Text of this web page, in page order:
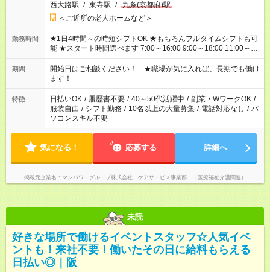
西大路駅 / 東寺駅 / 九条(京都府)駅
＜ご近所の老人ホームなど＞
勤務時間
★1日4時間～の時短シフトOK ★もちろんフルタイムシフトも可
能 ★スタート時間選べます 7:00～16:00 9:00～18:00 11:00～
20:00 など 残業なし！ ※Wワークの場合、他のお仕事と合わせ
週40時間超の就業はご案内できません ※法令に基づき、週20時
間以上勤務は社会保険への加入対象となります ※労働者派遣法
（日雇い派遣の原則禁止）により、短時間・短期間の就業はご
案内が難しい場合があります
期間
開始日はご相談ください！ ★職場が気に入れば、長期でも働け
ます！
特徴 日払いOK / 履歴書不要 / 40～50代活躍中 / 副業・WワークOK /
服装自由 / シフト勤務 / 10名以上の大量募集 / 電話対応なし / パ
ソコンスキル不要
気になる！ 応募する 詳細へ
掲載元企業名 マンパワーグループ株式会社 ケアサービス事業部 （医療福祉介護関連）
未読
好きな場所で働けるイベントスタッフ☆人気イベ
ントも！来社不要！働いたその日に給料もらえる
日払い◎｜阪